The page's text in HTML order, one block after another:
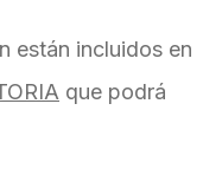
están incluidos en
que podrá